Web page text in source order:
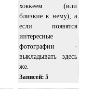
хоккеем (или
близкие к нему), а
если появятся
интересные
фотографии -
выкладывать здесь
же.
Записей: 5